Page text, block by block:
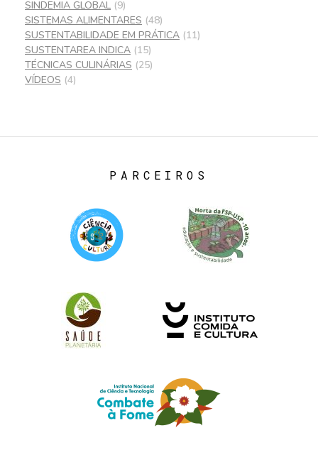
SINDEMIA GLOBAL (9)
SISTEMAS ALIMENTARES (48)
SUSTENTABILIDADE EM PRÁTICA (11)
SUSTENTAREA INDICA (15)
TÉCNICAS CULINÁRIAS (25)
VÍDEOS (4)
PARCEIROS